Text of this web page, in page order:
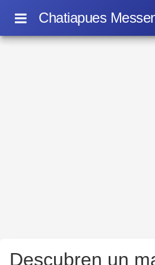
Chatiapues
Descubren un